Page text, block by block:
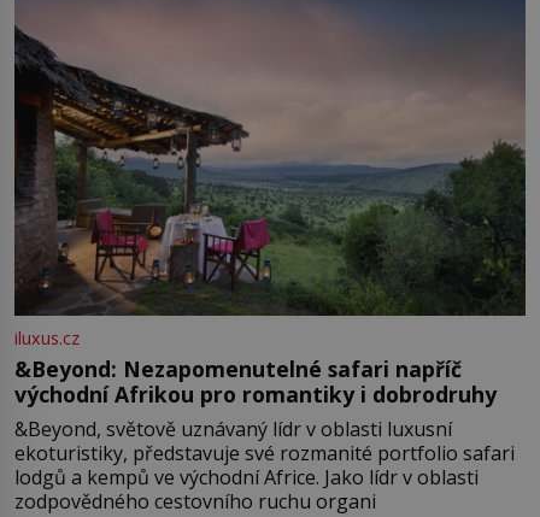
iluxus.cz
&Beyond: Nezapomenutelné safari napříč
východní Afrikou pro romantiky i dobrodruhy
&Beyond, světově uznávaný lídr v oblasti luxusní
ekoturistiky, představuje své rozmanité portfolio safari
lodgů a kempů ve východní Africe. Jako lídr v oblasti
zodpovědného cestovního ruchu organi